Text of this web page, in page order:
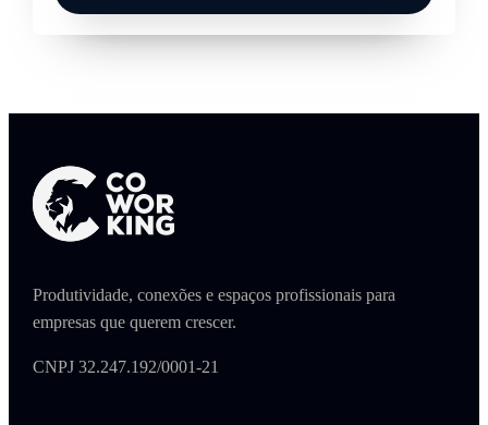
Produtividade, conexões e espaços profissionais para
empresas que querem crescer.
CNPJ 32.247.192/0001-21